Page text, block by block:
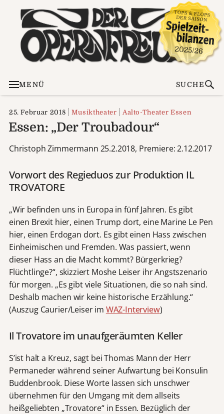
MENÜ SUCHE
25. Februar 2018 Musiktheater Aalto-Theater Essen
Essen: „Der Troubadour“
Christoph Zimmermann 25.2.2018, Premiere: 2.12.2017
Vorwort des Regieduos zur Produktion IL
TROVATORE
„Wir befinden uns in Europa in fünf Jahren. Es gibt
einen Brexit hier, einen Trump dort, eine Marine Le Pen
hier, einen Erdogan dort. Es gibt einen Hass zwischen
Einheimischen und Fremden. Was passiert, wenn
dieser Hass an die Macht kommt? Bürgerkrieg?
Flüchtlinge?“, skizziert Moshe Leiser ihr Angstszenario
für morgen. „Es gibt viele Situationen, die so nah sind.
Deshalb machen wir keine historische Erzählung.“
(Auszug Caurier/Leiser im WAZ-Interview)
Il Trovatore im unaufgeräumten Keller
S’ist halt a Kreuz, sagt bei Thomas Mann der Herr
Permaneder während seiner Aufwartung bei Konsulin
Buddenbrook. Diese Worte lassen sich unschwer
übernehmen für den Umgang mit dem allseits
heißgeliebten „Trovatore“ in Essen. Bezüglich der